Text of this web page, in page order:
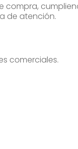
compra,
de atención.
comerciales.